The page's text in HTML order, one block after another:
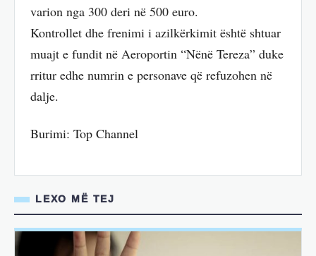
varion nga 300 deri në 500 euro.
Kontrollet dhe frenimi i azilkërkimit është shtuar
muajt e fundit në Aeroportin “Nënë Tereza” duke
rritur edhe numrin e personave që refuzohen në
dalje.
Burimi: Top Channel
LEXO MË TEJ